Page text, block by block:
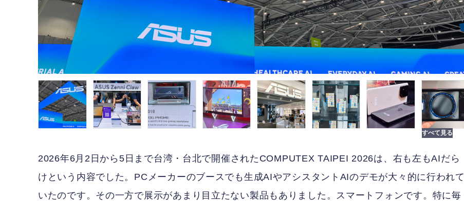
2026年6月2日から5日まで台湾・台北で開催されたCOMPUTEX TAIPEI 2026は、右も左もAIだら
けという内容でした。PCメーカーのブースでも生成AIやアシスタントAIのデモが大々的に行われて
いたのです。その一方で展示があまり目立たない製品もありました。スマートフォンです。特に毎